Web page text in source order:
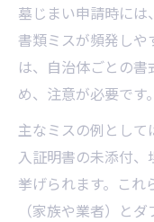
墓じまい申請時には
書類ミスが頻発しや
は、自治体ごとの
め、注意が必要です。
主なミスの例とし
入証明書の未添付
挙げられます。これ
（家族や業者）と